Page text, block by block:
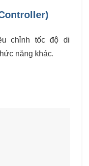
chỉnh tốc độ di
năng khác.